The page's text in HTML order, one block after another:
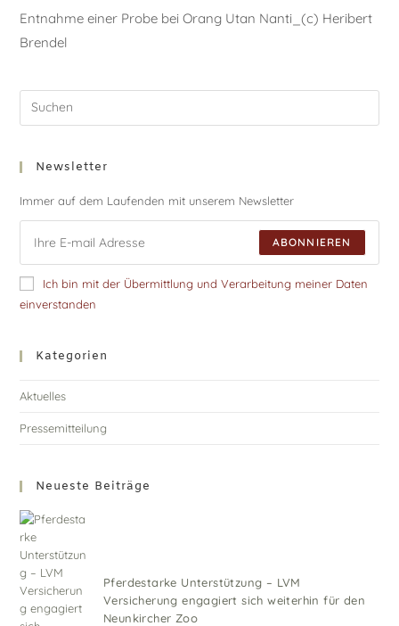
Entnahme einer Probe bei Orang Utan Nanti_(c) Heribert
Brendel
Newsletter
Immer auf dem Laufenden mit unserem Newsletter
ABONNIEREN
Ich bin mit der Übermittlung und Verarbeitung meiner Daten
einverstanden
Kategorien
Aktuelles
Pressemitteilung
Neueste Beiträge
Pferdestarke Unterstützung – LVM
Versicherung engagiert sich weiterhin für den
Neunkircher Zoo